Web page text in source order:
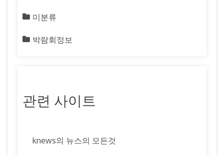
미분류
박람회정보
관련 사이트
knews의 뉴스의 모든것